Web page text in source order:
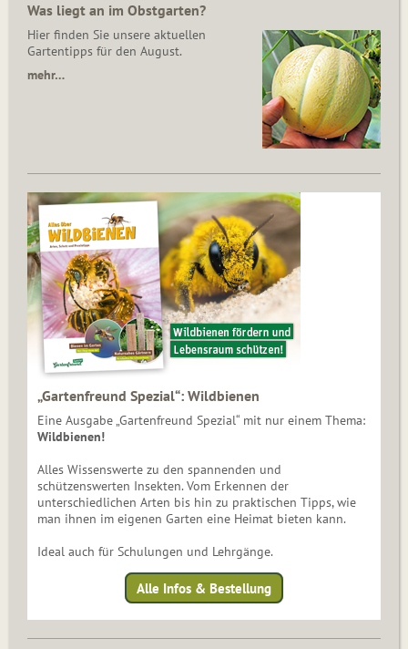
Was liegt an im Obstgarten?
Hier finden Sie unsere aktuellen
Gartentipps für den August.
mehr…
„Gartenfreund Spezial“: Wildbienen
Eine Ausgabe „Gartenfreund Spezial“ mit nur einem Thema:
Wildbienen!
Alles Wissenswerte zu den spannenden und
schützenswerten Insekten. Vom Erkennen der
unterschiedlichen Arten bis hin zu praktischen Tipps, wie
man ihnen im eigenen Garten eine Heimat bieten kann.
Ideal auch für Schulungen und Lehrgänge.
Alle Infos & Bestellung